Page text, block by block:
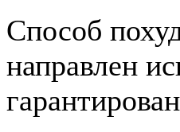
Способ
направлен